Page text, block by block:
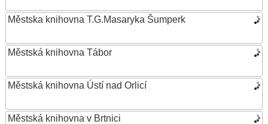
Městska knihovna T.G.Masaryka Šumperk
Městská knihovna Tábor
Městská knihovna Ústí nad Orlicí
Městská knihovna v Brtnici